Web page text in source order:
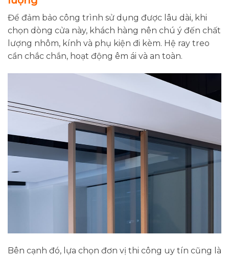
Để đảm bảo công trình sử dụng được lâu dài, khi
chọn dòng cửa này, khách hàng nên chú ý đến chất
lượng nhôm, kính và phụ kiện đi kèm. Hệ ray treo
cần chắc chắn, hoạt động êm ái và an toàn.
Bên cạnh đó, lựa chọn đơn vị thi công uy tín cũng là